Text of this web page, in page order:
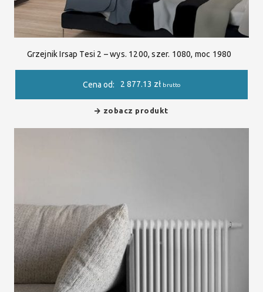
Grzejnik Irsap Tesi 2 – wys. 1200, szer. 1080, moc 1980
Cena od: 2 877.13 zł brutto
zobacz produkt